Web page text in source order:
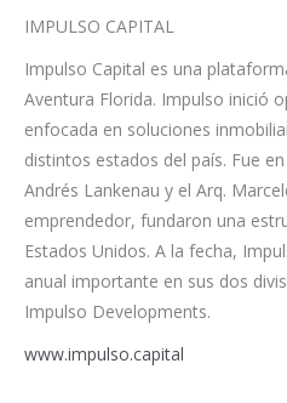
IMPULSO CAPITAL
Impulso Capital es una
Aventura Florida. Impulso inició
enfocada en soluciones
distintos estados del país. Fue
Andrés Lankenau y el Arq.
emprendedor, fundaron una
Estados Unidos. A la fecha,
anual importante en sus dos
Impulso Developments.
www.impulso.capital